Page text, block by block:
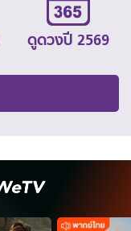
ดูดวงปี 2569